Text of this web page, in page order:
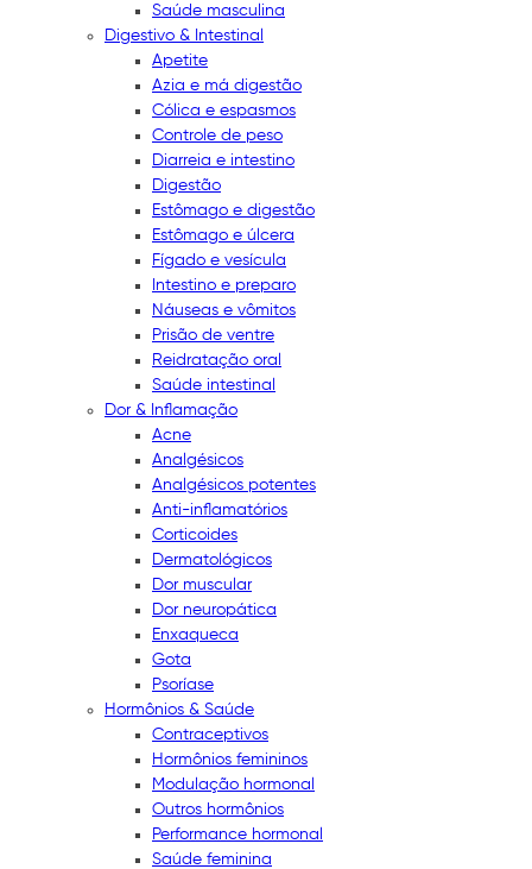
Saúde masculina
Digestivo & Intestinal
Apetite
Azia e má digestão
Cólica e espasmos
Controle de peso
Diarreia e intestino
Digestão
Estômago e digestão
Estômago e úlcera
Fígado e vesícula
Intestino e preparo
Náuseas e vômitos
Prisão de ventre
Reidratação oral
Saúde intestinal
Dor & Inflamação
Acne
Analgésicos
Analgésicos potentes
Anti-inflamatórios
Corticoides
Dermatológicos
Dor muscular
Dor neuropática
Enxaqueca
Gota
Psoríase
Hormônios & Saúde
Contraceptivos
Hormônios femininos
Modulação hormonal
Outros hormônios
Performance hormonal
Saúde feminina